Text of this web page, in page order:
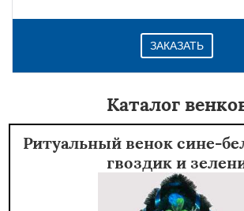
ЗАКАЗАТЬ
Каталог
Ритуальный венок сине-
гвоздик и